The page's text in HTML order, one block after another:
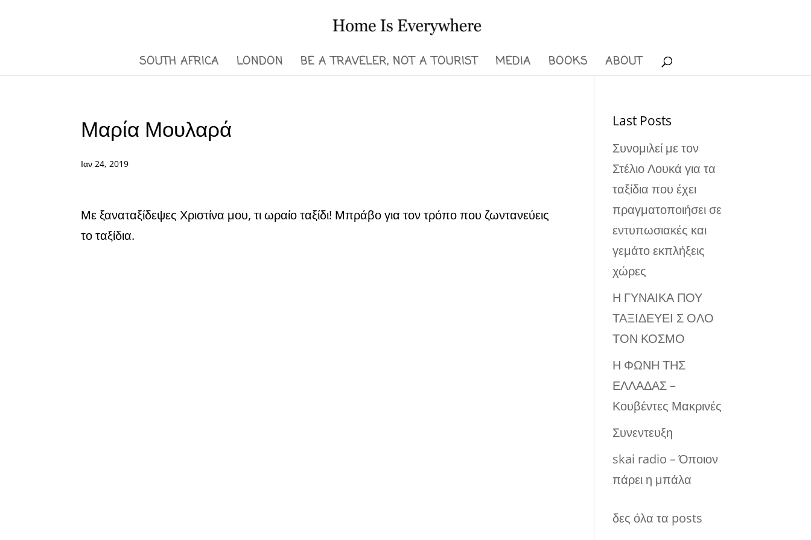
SOUTH AFRICA LONDON BE A TRAVELER, NOT A TOURIST MEDIA BOOKS ABOUT
Μαρία Μουλαρά
Ιαν 24, 2019
Με ξαναταξίδεψες Χριστίνα μου, τι ωραίο ταξίδι! Μπράβο για τον τρόπο που ζωντανεύεις
το ταξίδια.
Last Posts
Συνομιλεί με τον
Στέλιο Λουκά για τα
ταξίδια που έχει
πραγματοποιήσει σε
εντυπωσιακές και
γεμάτο εκπλήξεις
χώρες
Η ΓΥΝΑΙΚΑ ΠΟΥ
ΤΑΞΙΔΕΥΕΙ Σ ΟΛΟ
ΤΟΝ ΚΟΣΜΟ
Η ΦΩΝΗ ΤΗΣ
ΕΛΛΑΔΑΣ –
Κουβέντες Μακρινές
Συνεντευξη
skai radio – Όποιον
πάρει η μπάλα
δες όλα τα posts